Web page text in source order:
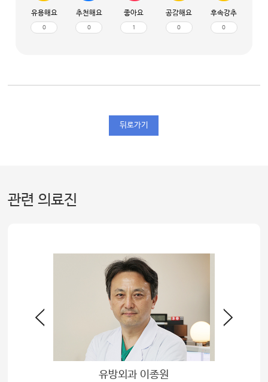
유용해요
0
추천해요
0
좋아요
1
공감해요
0
후속강추
0
뒤로가기
관련 의료진
유방외과 이종원